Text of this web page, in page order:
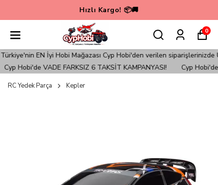
Hızlı Kargo! 📦🚚
0
EN İyi Hobi Mağazası Cyp Hobi'den verilen siparişlerinizde
Hobi'de VADE FARKSIZ 6 TAKSİT KAMPANYASI!
Cyp Hobi'de
RC Yedek Parça Kepler